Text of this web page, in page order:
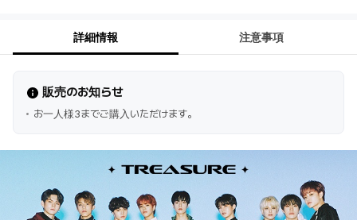
詳細情報 注意事項
販売のお知らせ
お一人様3までご購入いただけます。